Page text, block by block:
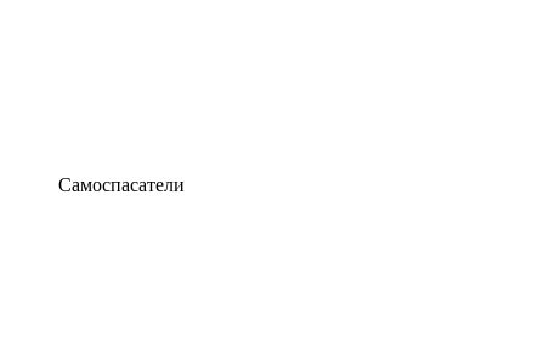
Самоспасатели